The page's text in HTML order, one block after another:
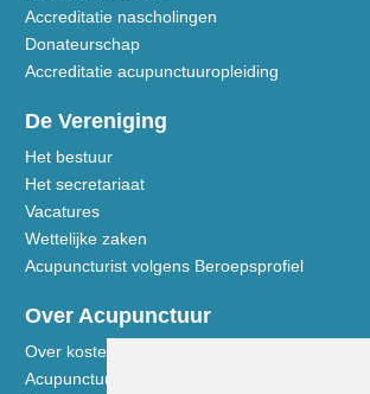
Accreditatie nascholingen
Donateurschap
Accreditatie acupunctuuropleiding
De Vereniging
Het bestuur
Het secretariaat
Vacatures
Wettelijke zaken
Acupuncturist volgens Beroepsprofiel
Over Acupunctuur
Over kosten en vergoedingen
Acupunctuur toegelicht